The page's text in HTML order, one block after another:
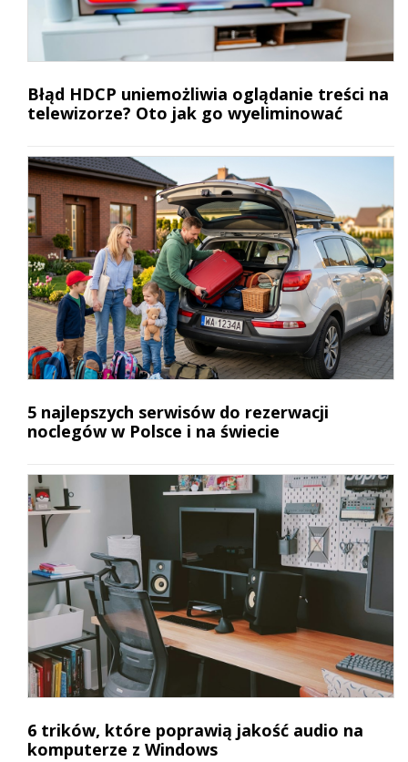
Błąd HDCP uniemożliwia oglądanie treści na
telewizorze? Oto jak go wyeliminować
5 najlepszych serwisów do rezerwacji
noclegów w Polsce i na świecie
6 trików, które poprawią jakość audio na
komputerze z Windows